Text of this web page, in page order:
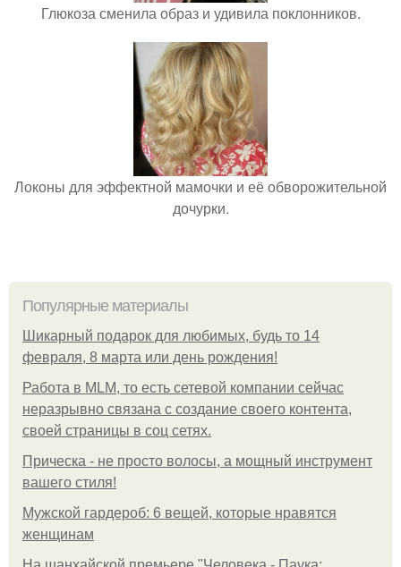
Глюкоза сменила образ и удивила поклонников.
Локоны для эффектной мамочки и её обворожительной
дочурки.
Популярные материалы
Шикарный подарок для любимых, будь то 14
февраля, 8 марта или день рождения!
Работа в MLM, то есть сетевой компании сейчас
неразрывно связана с создание своего контента,
своей страницы в соц сетях.
Прическа - не просто волосы, а мощный инструмент
вашего стиля!
Мужской гардероб: 6 вещей, которые нравятся
женщинам